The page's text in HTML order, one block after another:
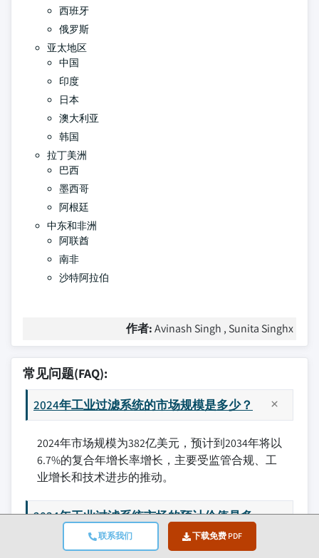
联系我们 下载免费 PDF
西班牙
俄罗斯
亚太地区
中国
印度
日本
澳大利亚
韩国
拉丁美洲
巴西
墨西哥
阿根廷
中东和非洲
阿联酋
南非
沙特阿拉伯
作者:Avinash Singh , Sunita Singhx
常见问题(FAQ):
2024年工业过滤系统的市场规模是多少？
2024年市场规模为382亿美元，预计到2034年将以
6.7%的复合年增长率增长，主要受监管合规、工
业增长和技术进步的推动。
2034年工业过滤系统市场的预计价值是多